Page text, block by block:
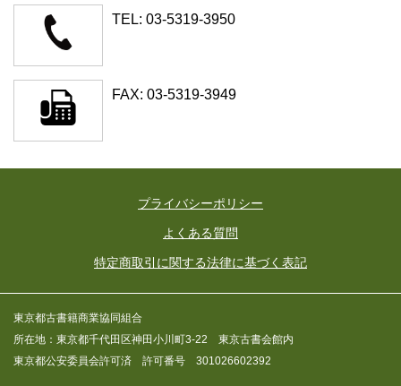
TEL: 03-5319-3950
FAX: 03-5319-3949
プライバシーポリシー
よくある質問
特定商取引に関する法律に基づく表記
東京都古書籍商業協同組合
所在地：東京都千代田区神田小川町3-22 東京古書会館内
東京都公安委員会許可済 許可番号 301026602392